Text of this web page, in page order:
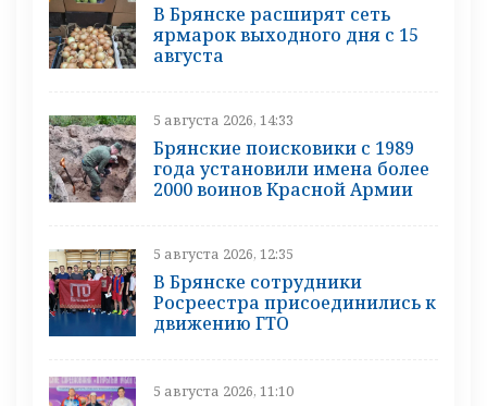
В Брянске расширят сеть
ярмарок выходного дня с 15
августа
5 августа 2026, 14:33
Брянские поисковики с 1989
года установили имена более
2000 воинов Красной Армии
5 августа 2026, 12:35
В Брянске сотрудники
Росреестра присоединились к
движению ГТО
5 августа 2026, 11:10